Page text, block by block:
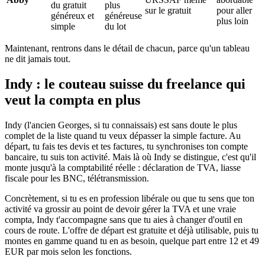
du gratuit
généreux et
simple
plus
généreuse
du lot
sur le gratuit
pour aller
plus loin
Maintenant, rentrons dans le détail de chacun, parce qu'un tableau
ne dit jamais tout.
Indy : le couteau suisse du freelance qui
veut la compta en plus
Indy (l'ancien Georges, si tu connaissais) est sans doute le plus
complet de la liste quand tu veux dépasser la simple facture. Au
départ, tu fais tes devis et tes factures, tu synchronises ton compte
bancaire, tu suis ton activité. Mais là où Indy se distingue, c'est qu'il
monte jusqu'à la comptabilité réelle : déclaration de TVA, liasse
fiscale pour les BNC, télétransmission.
Concrètement, si tu es en profession libérale ou que tu sens que ton
activité va grossir au point de devoir gérer la TVA et une vraie
compta, Indy t'accompagne sans que tu aies à changer d'outil en
cours de route. L'offre de départ est gratuite et déjà utilisable, puis tu
montes en gamme quand tu en as besoin, quelque part entre 12 et 49
EUR par mois selon les fonctions.